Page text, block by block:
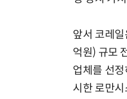
앞서 코레
억원) 규모
업체를 선
시한 로만